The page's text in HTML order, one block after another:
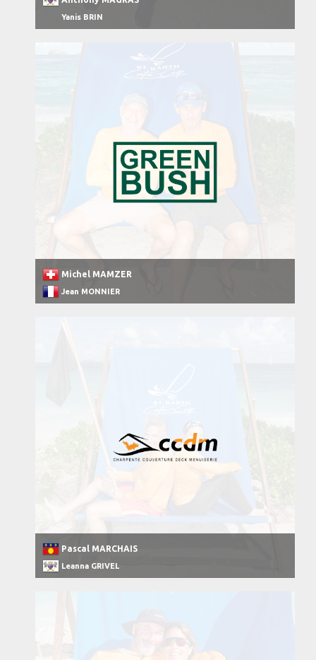
Yanis BRIN
Michel MAMZER
Jean MONNIER
Pascal MARCHAIS
Leanna GRIVEL